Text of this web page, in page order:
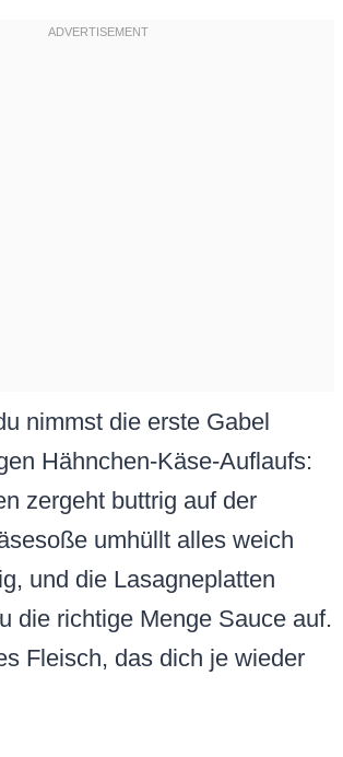
nimmst die erste Gabel
Hähnchen-Käse-Auflaufs:
zergeht buttrig auf der
umhüllt alles weich
und die Lasagneplatten
die richtige Menge Sauce auf.
Fleisch, das dich je wieder